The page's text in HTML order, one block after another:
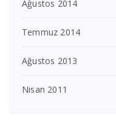
Ağustos 2014
Temmuz 2014
Ağustos 2013
Nisan 2011